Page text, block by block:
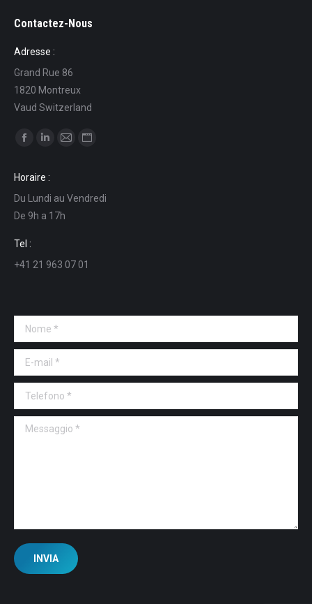
Contactez-Nous
Adresse :
Grand Rue 86
1820 Montreux
Vaud Switzerland
Ci puoi trovare su:
opens
in
new
window
opens
in
new
in
opens
Horaire :
Du Lundi au Vendredi
De 9h a 17h
Tel :
+41 21 963 07 01
Nome *
E-mail *
Telefono *
Messaggio *
INVIA